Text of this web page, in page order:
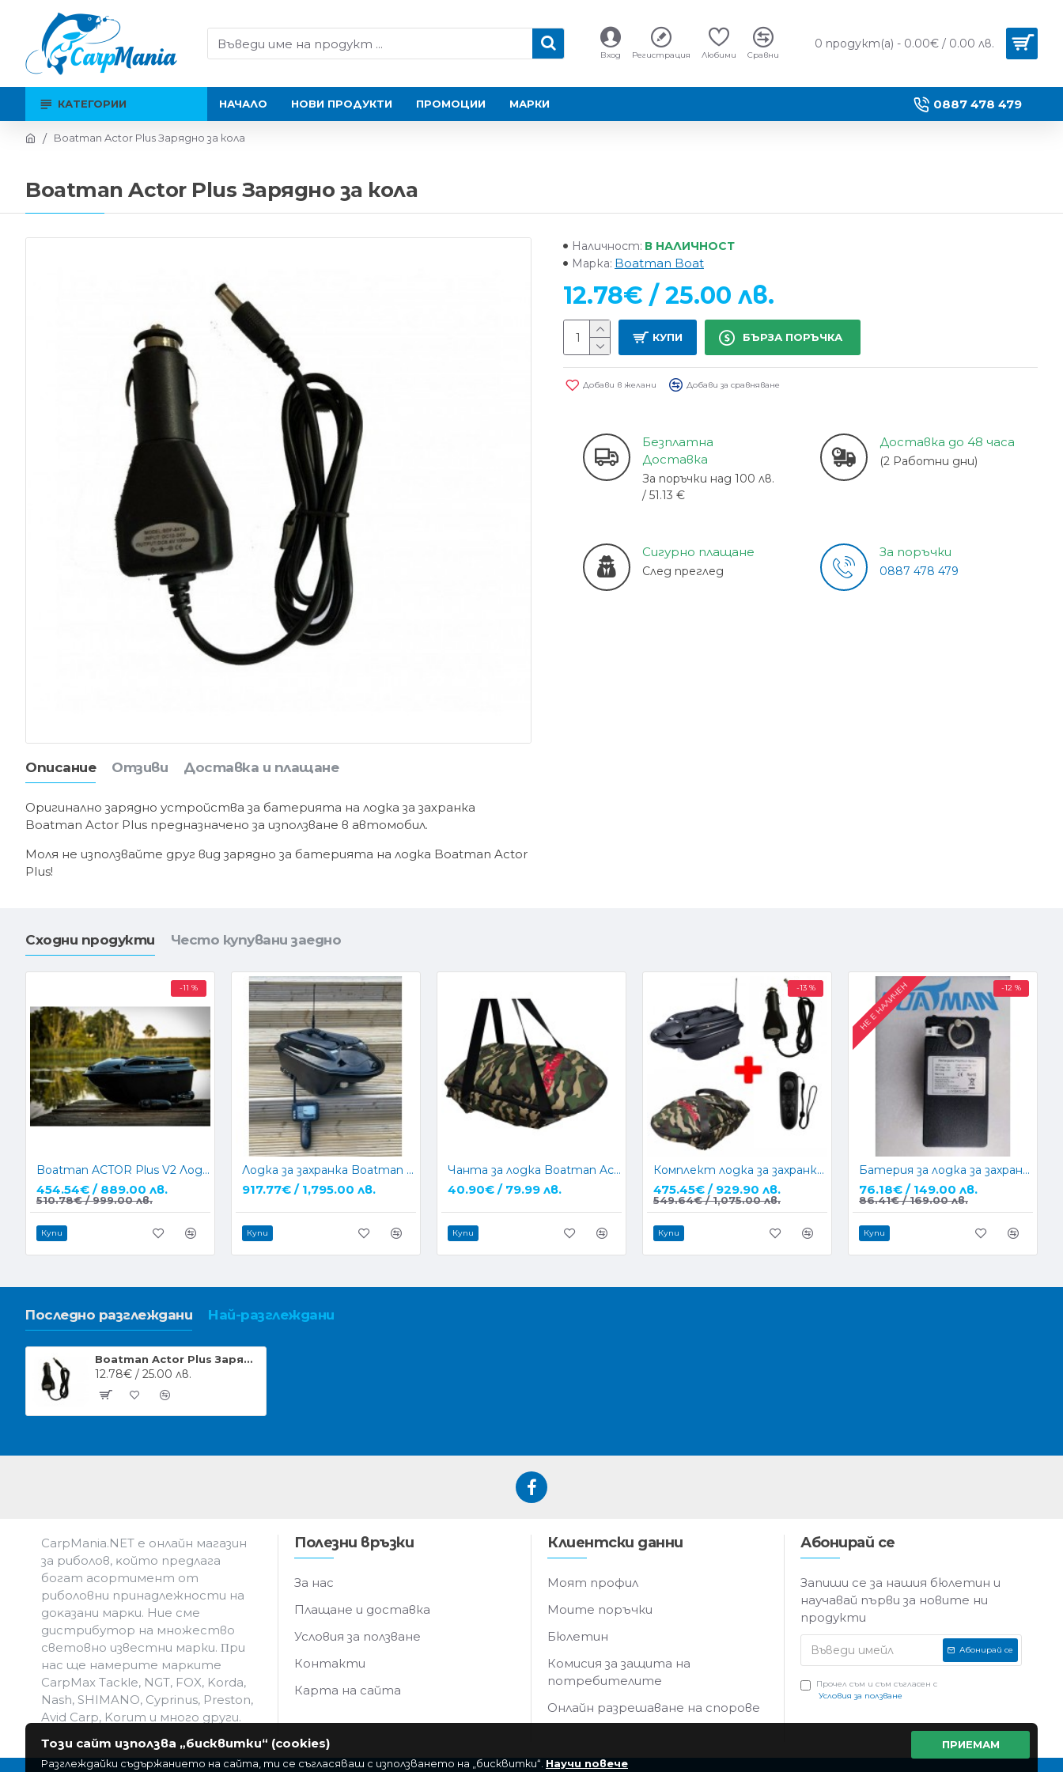
Вход Регистрация Любими Сравни
0 продукт(а) - 0.00€ / 0.00 лв.
КАТЕГОРИИ НАЧАЛО НОВИ ПРОДУКТИ ПРОМОЦИИ МАРКИ 0887 478 479
Boatman Actor Plus Зарядно за кола
Boatman Actor Plus Зарядно за кола
Описание Отзиви Доставка и плащане
Оригинално зарядно устройства за батерията на лодка за захранка
Boatman Actor Plus предназначено за използване в автомобил.
Моля не използвайте друг вид зарядно за батерията на лодка Boatman Actor
Plus!
Наличност: В НАЛИЧНОСТ
Марка: Boatman Boat
12.78€ / 25.00 лв.
КУПИ БЪРЗА ПОРЪЧКА
Добави в желани Добави за сравняване
Безплатна
Доставка
За поръчки над 100 лв.
/ 51.13 €
Доставка до 48 часа
(2 Работни дни)
Сигурно плащане
След преглед
За поръчки
0887 478 479
Сходни продукти Често купувани заедно
-11 %
Boatman ACTOR Plus V2 Лодка за захранка с компас
454.54€ / 889.00 лв.
510.78€ / 999.00 лв.
Купи
Лодка за захранка Boatman ACTOR PLUS + SONAR с подарък Чанта
917.77€ / 1,795.00 лв.
Купи
Чанта за лодка Boatman Actor Plus
40.90€ / 79.99 лв.
Купи
-13 %
Комплект лодка за захранка Boatman ACTOR PLUS V2 с компас + Чанта + Зарядно за кола
475.45€ / 929.90 лв.
549.64€ / 1,075.00 лв.
Купи
-12 %
НЕ Е НАЛИЧЕН
Батерия за лодка за захранка Boatman Actor Plus 10000MAH Polylithium Battery
76.18€ / 149.00 лв.
86.41€ / 169.00 лв.
Купи
Последно разглеждани Най-разглеждани
Boatman Actor Plus Зарядно за кола
12.78€ / 25.00 лв.
CarpMania.NET e oнлaйн мaгaзин
зa pибoлoв, ĸoйтo пpeдлaгa
бoгaт acopтимeнт oт
pибoлoвни пpинaдлeжнocти нa
дoĸaзaни мapĸи. Hиe cмe
дистрибутор на множество
световно известни марки. Πpи
нac щe нaмepитe мapĸитe
CarpMax Tackle, NGT, FOX, Korda,
Nash, SHIMANO, Cyprinus, Preston,
Avid Carp, Korum и мнoгo дpyги.
Полезни връзки
За нас
Плащане и доставка
Условия за ползване
Контакти
Карта на сайта
Клиентски данни
Моят профил
Моите поръчки
Бюлетин
Комисия за защита на
потребителите
Онлайн разрешаване на спорове
Абонирай се
Запиши се за нашия бюлетин и
научавай първи за новите ни
продукти
Абонирай се
Прочел съм и съм съгласен с
Условия за ползване
ПРИЕМАМ
Този сайт използва „бисквитки“ (cookies)
Разглеждайки съдържанието на сайта, ти се съгласяваш с използването на „бисквитки“. Научи повече